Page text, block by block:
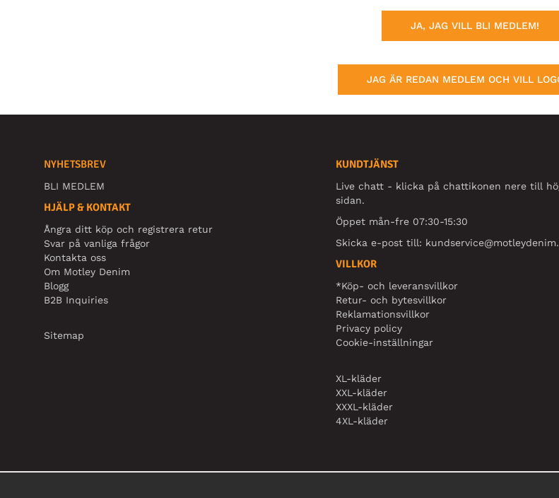
JA, JAG VILL BLI MEDLEM!
JAG ÄR REDAN MEDLEM OCH VILL
NYHETSBREV
BLI MEDLEM
HJÄLP & KONTAKT
Ångra ditt köp och registrera retur
Svar på vanliga frågor
Kontakta oss
Om Motley Denim
Blogg
B2B Inquiries
Sitemap
KUNDTJÄNST
Live chatt - klicka på chattikonen nere till
sidan.
Öppet mån-fre 07:30-15:30
Skicka e-post till:
VILLKOR
*Köp- och leveransvillkor
Retur- och bytesvillkor
Reklamationsvillkor
Privacy policy
Cookie-inställningar
XL-kläder
XXL-kläder
XXXL-kläder
4XL-kläder